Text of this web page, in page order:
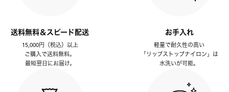
送料無料＆スピード配送
15,000円（税込）以上
ご購入で送料無料。
最短翌日にお届け。
お手入れ
軽量で耐久性の高い
「リップストップナイロン」は
水洗いが可能。